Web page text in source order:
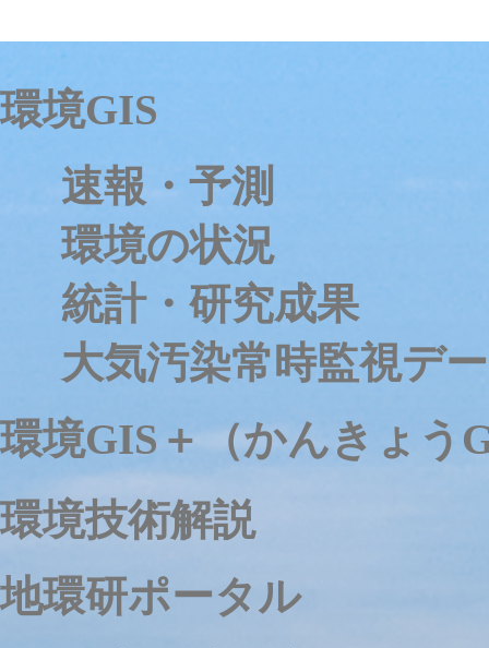
環境GIS
速報・予測
環境の状況
統計・研究成果
大気汚染常時監視デ
環境GIS＋（かんきょう
環境技術解説
地環研ポータル